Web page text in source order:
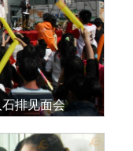
排见面会